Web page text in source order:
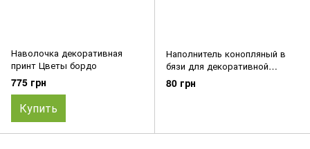
Наволочка декоративная
принт Цветы бордо
775 грн
Купить
Наполнитель конопляный в
бязи для декоративной
подушки
80 грн